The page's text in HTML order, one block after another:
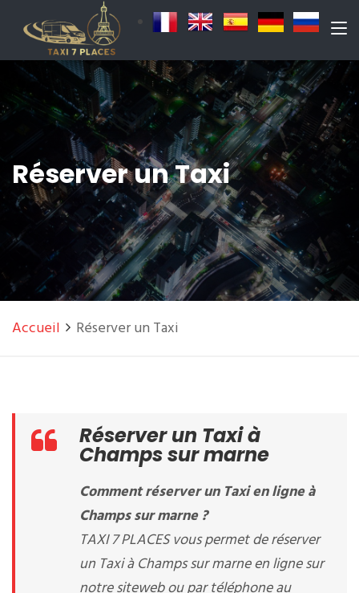
Réserver un Taxi
Accueil Réserver un Taxi
Réserver un Taxi à
Champs sur marne
Comment réserver un Taxi en ligne à
Champs sur marne ?
TAXI 7 PLACES vous permet de réserver
un Taxi à Champs sur marne en ligne sur